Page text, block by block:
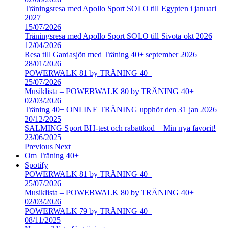
Träningsresa med Apollo Sport SOLO till Egypten i januari
2027
15/07/2026
Träningsresa med Apollo Sport SOLO till Sivota okt 2026
12/04/2026
Resa till Gardasjön med Träning 40+ september 2026
28/01/2026
POWERWALK 81 by TRÄNING 40+
25/07/2026
Musiklista – POWERWALK 80 by TRÄNING 40+
02/03/2026
Träning 40+ ONLINE TRÄNING upphör den 31 jan 2026
20/12/2025
SALMING Sport BH-test och rabattkod – Min nya favorit!
23/06/2025
Previous Next
Om Träning 40+
Spotify
POWERWALK 81 by TRÄNING 40+
25/07/2026
Musiklista – POWERWALK 80 by TRÄNING 40+
02/03/2026
POWERWALK 79 by TRÄNING 40+
08/11/2025